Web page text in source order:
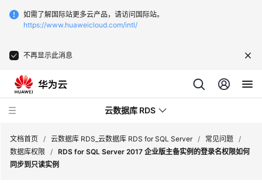
如需了解国际站更多云产品，请访问国际站。
https://www.huaweicloud.com/intl/
不再显示此消息
云数据库 RDS
文档首页 / 云数据库 RDS_云数据库 RDS for SQL Server / 常见问题 /
数据库权限
/ RDS for SQL Server 2017 企业版主备实例的登录名权限如何
同步到只读实例